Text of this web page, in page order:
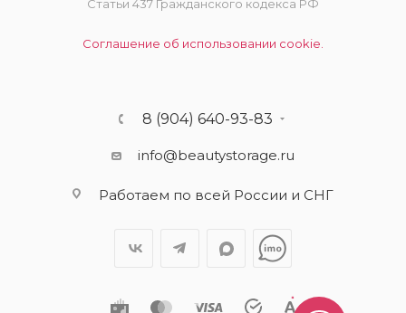
Статьи 437 Гражданского кодекса РФ
Соглашение об использовании cookie.
8 (904) 640-93-83
info@beautystorage.ru
Работаем по всей России и СНГ